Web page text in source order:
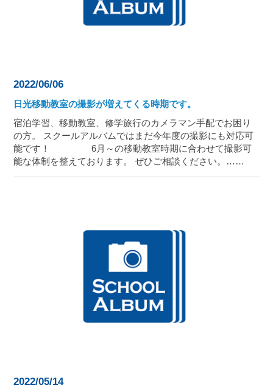
2022/06/06
日光移動教室の撮影が増えてくる時期です。
宿泊学習、移動教室、修学旅行のカメラマン手配でお困り
の方。 スクールアルバムではまだ今年度の撮影にも対応可
能です！ 6月～の移動教室時期に合わせて撮影可
能な体制を整えております。 ぜひご相談ください。……
2022/05/14